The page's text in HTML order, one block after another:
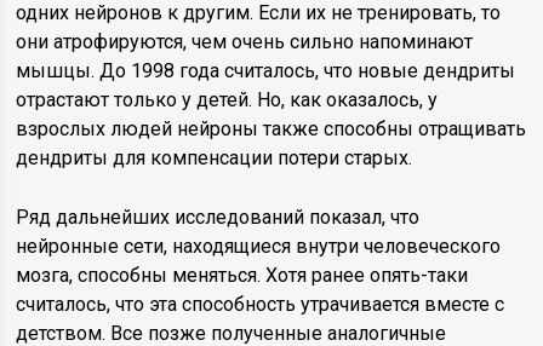
одних нейронов к другим. Если их не тренировать, то
они атрофируются, чем очень сильно напоминают
мышцы. До 1998 года считалось, что новые дендриты
отрастают только у детей. Но, как оказалось, у
взрослых людей нейроны также способны отращивать
дендриты для компенсации потери старых.
Ряд дальнейших исследований показал, что
нейронные сети, находящиеся внутри человеческого
мозга, способны меняться. Хотя ранее опять-таки
считалось, что эта способность утрачивается вместе с
детством. Все позже полученные аналогичные